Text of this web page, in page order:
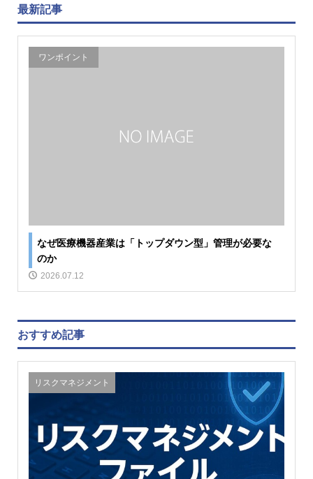
最新記事
ワンポイント
なぜ医療機器産業は「トップダウン型」管理が必要な
のか
2026.07.12
おすすめ記事
リスクマネジメント